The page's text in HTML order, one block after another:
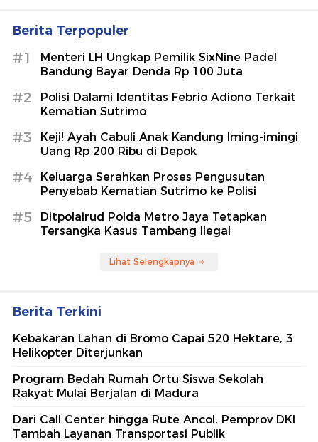
Berita Terpopuler
#1
Menteri LH Ungkap Pemilik SixNine Padel
Bandung Bayar Denda Rp 100 Juta
#2
Polisi Dalami Identitas Febrio Adiono Terkait
Kematian Sutrimo
#3
Keji! Ayah Cabuli Anak Kandung Iming-imingi
Uang Rp 200 Ribu di Depok
#4
Keluarga Serahkan Proses Pengusutan
Penyebab Kematian Sutrimo ke Polisi
#5
Ditpolairud Polda Metro Jaya Tetapkan
Tersangka Kasus Tambang Ilegal
Lihat Selengkapnya
Berita Terkini
Kebakaran Lahan di Bromo Capai 520 Hektare, 3
Helikopter Diterjunkan
Program Bedah Rumah Ortu Siswa Sekolah
Rakyat Mulai Berjalan di Madura
Dari Call Center hingga Rute Ancol, Pemprov DKI
Tambah Layanan Transportasi Publik